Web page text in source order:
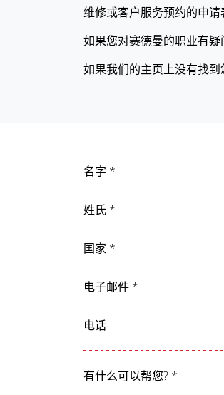
维修或客户服务预约的申
如果您对赛德曼的职业有
如果我们的主页上没有找
名字 *
姓氏 *
国家 *
电子邮件 *
电话
有什么可以帮您? *